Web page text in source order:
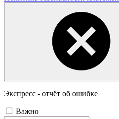
Экспресс - отчёт об ошибке
Важно